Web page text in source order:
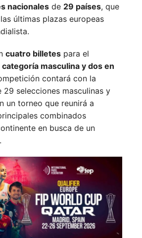
nacionales de 29 países, que
últimas plazas europeas
cuatro billetes para el
masculina y dos en
contará con la
selecciones masculinas y
un torneo que reunirá a
combinados
en busca de un